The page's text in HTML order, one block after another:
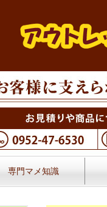
専門マメ知識